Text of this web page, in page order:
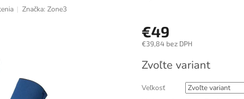
Značka:Zone3
€49
€39,84 bez DPH
cena:
Zvoľte variant
Veľkosť